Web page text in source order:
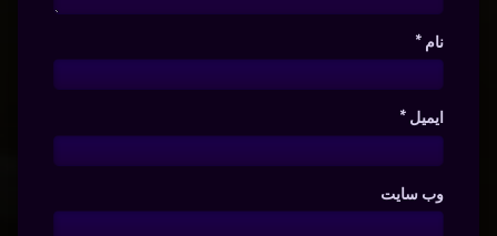
نام *
ایمیل *
وب‌ سایت